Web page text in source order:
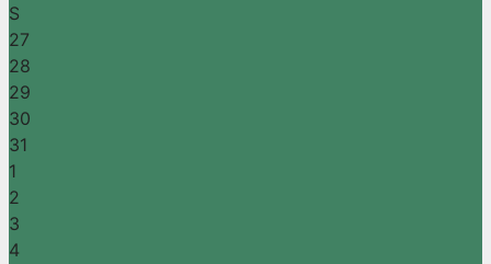
S
27
28
29
30
31
1
2
3
4